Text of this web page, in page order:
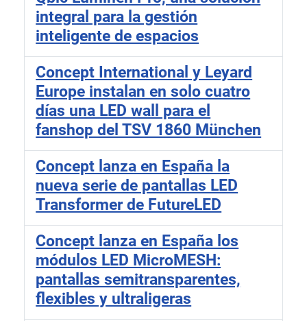
integral para la gestión
inteligente de espacios
Concept International y Leyard
Europe instalan en solo cuatro
días una LED wall para el
fanshop del TSV 1860 München
Concept lanza en España la
nueva serie de pantallas LED
Transformer de FutureLED
Concept lanza en España los
módulos LED MicroMESH:
pantallas semitransparentes,
flexibles y ultraligeras